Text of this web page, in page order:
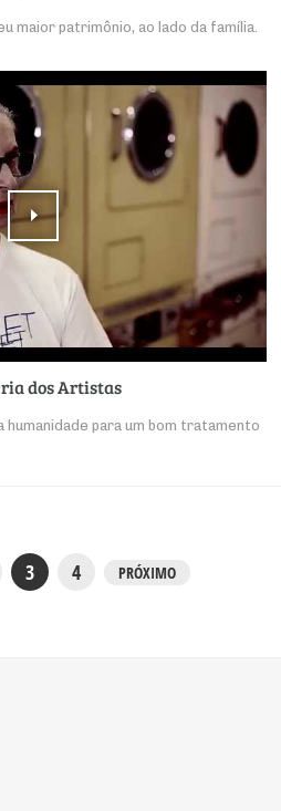
maior patrimônio, ao lado da família.
dos Artistas
humanidade para um bom tratamento
3 4 PRÓXIMO